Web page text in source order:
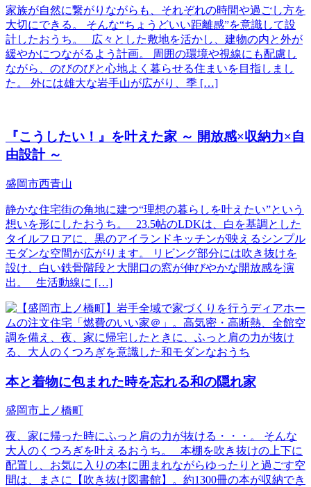
家族が自然に繋がりながらも、それぞれの時間や過ごし方を
大切にできる。 そんな“ちょうどいい距離感”を意識して設
計したおうち。 広々とした敷地を活かし、建物の内と外が
緩やかにつながるよう計画。 周囲の環境や視線にも配慮し
ながら、のびのびと心地よく暮らせる住まいを目指しまし
た。 外には雄大な岩手山が広がり、季 […]
『こうしたい！』を叶えた家 ～ 開放感×収納力×自
由設計 ～
盛岡市西青山
静かな住宅街の角地に建つ“理想の暮らしを叶えたい”という
想いを形にしたおうち。 23.5帖のLDKは、白を基調とした
タイルフロアに、黒のアイランドキッチンが映えるシンプル
モダンな空間が広がります。 リビング部分には吹き抜けを
設け、白い鉄骨階段と大開口の窓が伸びやかな開放感を演
出。 生活動線に […]
本と着物に包まれた時を忘れる和の隠れ家
盛岡市上ノ橋町
夜、家に帰った時にふっと肩の力が抜ける・・・。 そんな
大人のくつろぎを叶えるおうち。 本棚を吹き抜けの上下に
配置し、お気に入りの本に囲まれながらゆったりと過ごす空
間は、まさに【吹き抜け図書館】。約1300冊の本が収納でき